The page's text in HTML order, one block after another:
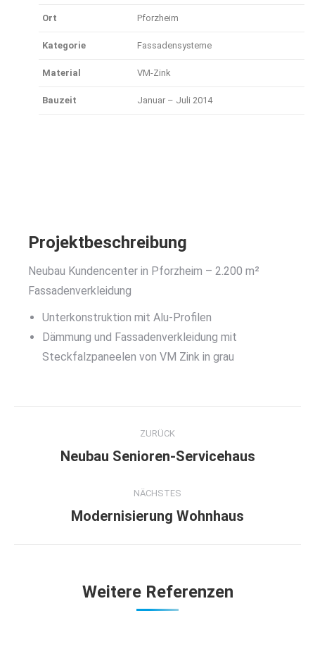
Ort Pforzheim
Kategorie Fassadensysteme
Material VM-Zink
Bauzeit Januar – Juli 2014
Projektbeschreibung
Neubau Kundencenter in Pforzheim – 2.200 m²
Fassadenverkleidung
Unterkonstruktion mit Alu-Profilen
Dämmung und Fassadenverkleidung mit
Steckfalzpaneelen von VM Zink in grau
navigation
ZURÜCK
Previous
Neubau Senioren-Servicehaus
NÄCHSTES
Next
Modernisierung Wohnhaus
Weitere Referenzen